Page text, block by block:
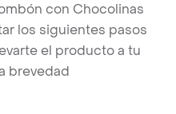
con Chocolinas
los siguientes pasos
el producto a tu
brevedad